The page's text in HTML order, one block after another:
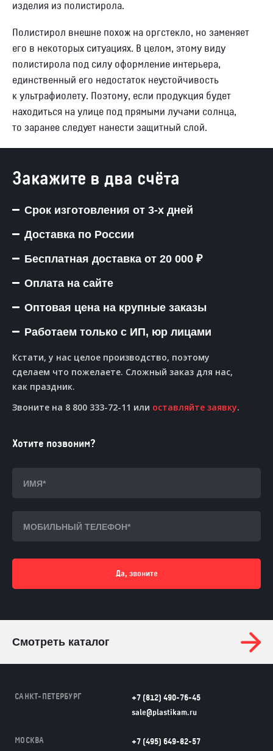
изделия из полистирола.
Полистирол внешне похож на оргстекло, но заменяет
его в некоторых ситуациях. В целом, этому виду
полистирола под силу оформление интерьера,
единственный его недостаток неустойчивость
к ультрафиолету. Поэтому, если продукция будет
находиться на улице под прямыми лучами солнца,
то заранее следует нанести защитный слой.
Закажите в два счёта
Срок изготовления от 3-х дней
Доставка по России
Бесплатная доставка от 20 000 ₽
Оплата на сайте
Оптовая цена на крупные заказы
Работаем только с ИП, юр лицами
Кстати, у нас целое производство, поэтому
сделаем что пожелаете. Сложный заказ для нас,
как праздник.
Звоните на 8 800 333-72-11 или оставляйте заявку.
Хотите позвоним?
Да, звоните
Смотреть каталог
САНКТ-ПЕТЕРБУРГ
+7 (812) 490-76-45
sale@plastikam.ru
МОСКВА +7 (495) 649-82-57